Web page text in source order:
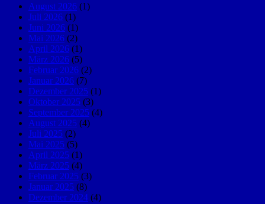
August 2026 (1)
Juli 2026 (1)
Juni 2026 (1)
Mai 2026 (2)
April 2026 (1)
März 2026 (5)
Februar 2026 (2)
Januar 2026 (7)
Dezember 2025 (1)
Oktober 2025 (3)
September 2025 (4)
August 2025 (4)
Juli 2025 (2)
Mai 2025 (5)
April 2025 (1)
März 2025 (4)
Februar 2025 (3)
Januar 2025 (8)
Dezember 2024 (4)